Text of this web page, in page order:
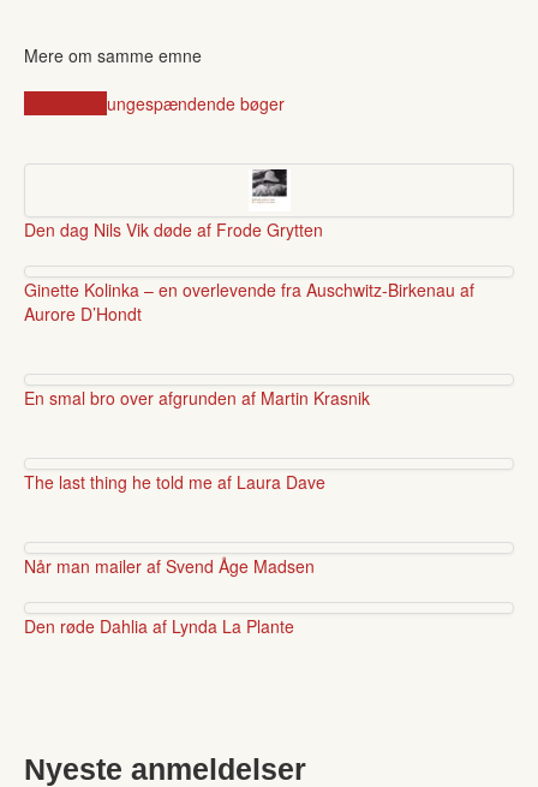
Mere om samme emne
ungespændende bøger
Den dag Nils Vik døde af Frode Grytten
Ginette Kolinka – en overlevende fra Auschwitz-Birkenau af
Aurore D’Hondt
En smal bro over afgrunden af Martin Krasnik
The last thing he told me af Laura Dave
Når man mailer af Svend Åge Madsen
Den røde Dahlia af Lynda La Plante
Nyeste anmeldelser